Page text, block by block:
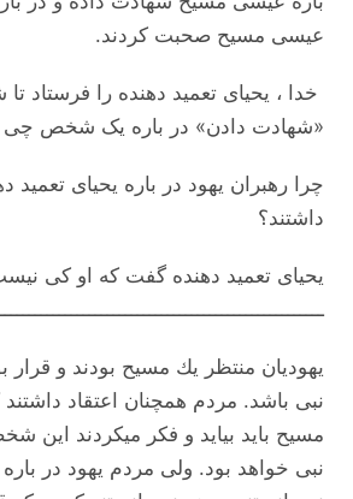
عیسی مسیح صحبت کردند.
خدا ، یحیای تعميد دهنده را فرستاد
«شهادت دادن» در باره یک شخص چی
چرا رهبران یهود در باره یحیای تعمید
داشتند؟
یحیای تعميد دهنده گفت که او کی
یهودیان منتظر يك مسیح بودند و قرار
نبى باشد. مردم همچنان اعتقاد
مسیح بايد بيايد و فکر میکردند اين
نبی خواهد بود. ولى مردم يهود در